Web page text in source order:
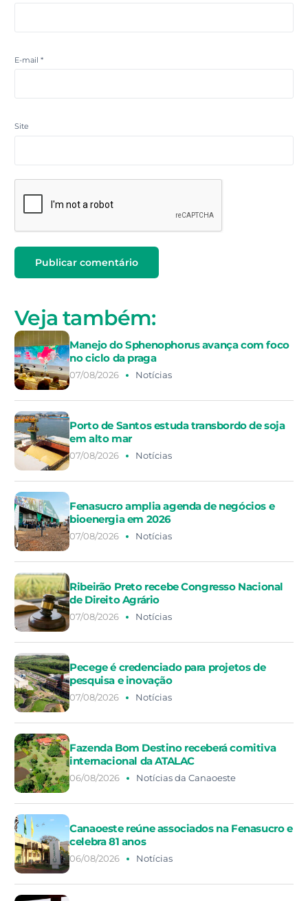
E-mail*
Site
Veja também:
Manejo do Sphenophorus avança com foco
no ciclo da praga
07/08/2026 Notícias
Porto de Santos estuda transbordo de soja
em alto mar
07/08/2026 Notícias
Fenasucro amplia agenda de negócios e
bioenergia em 2026
07/08/2026 Notícias
Ribeirão Preto recebe Congresso Nacional
de Direito Agrário
07/08/2026 Notícias
Pecege é credenciado para projetos de
pesquisa e inovação
07/08/2026 Notícias
Fazenda Bom Destino receberá comitiva
internacional da ATALAC
06/08/2026 Notícias da Canaoeste
Canaoeste reúne associados na Fenasucro e
celebra 81 anos
06/08/2026 Notícias